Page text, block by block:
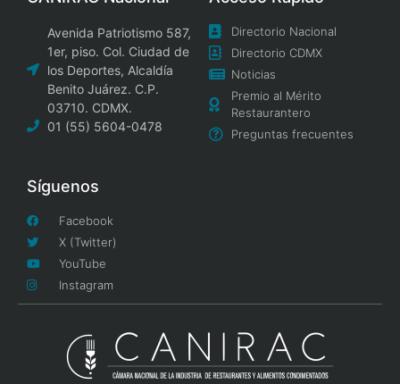
Avenida Patriotismo 587,
1er, piso. Col. Ciudad de
los Deportes, Alcaldía
Benito Juárez. C.P.
03710. CDMX.
01 (55) 5604-0478
Directorio Nacional
Directorio CDMX
Noticias
Premio al Mérito
Restaurantero
Preguntas frecuentes
Síguenos
Facebook
X (Twitter)
YouTube
Instagram